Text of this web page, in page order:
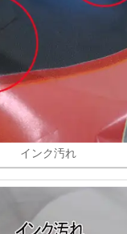
インク汚れ